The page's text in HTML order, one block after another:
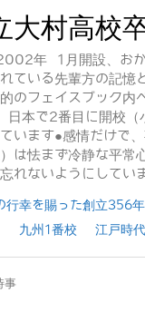
大村高校
年 1月開設、おか
ている先輩方の記憶
のフェイスブック
日本で2番目に開校
います●感情だけで
は怯まず冷静な平常
れないようにしてい
行幸を賜った創立356
九州1番校 江戸時
事